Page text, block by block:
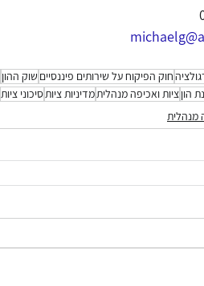
חוק הפיקוח על שירותים פיננסיים שוק ההון
הוןציות ואכיפה מנהליתמדיניות ציותסיכוני ציות
מנהלית